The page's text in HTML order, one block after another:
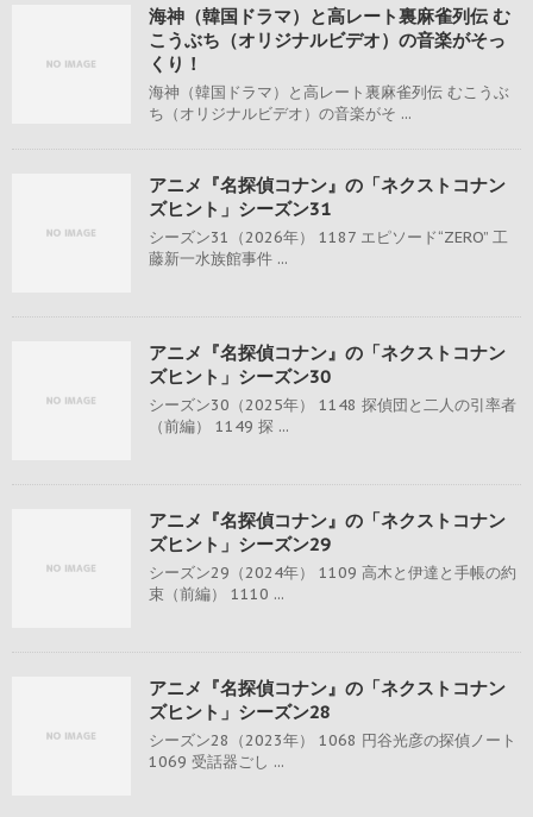
海神（韓国ドラマ）と高レート裏麻雀列伝 む
こうぶち（オリジナルビデオ）の音楽がそっ
くり！
海神（韓国ドラマ）と高レート裏麻雀列伝 むこうぶ
ち（オリジナルビデオ）の音楽がそ ...
アニメ『名探偵コナン』の「ネクストコナン
ズヒント」シーズン31
シーズン31（2026年） 1187 エピソード“ZERO” 工
藤新一水族館事件 ...
アニメ『名探偵コナン』の「ネクストコナン
ズヒント」シーズン30
シーズン30（2025年） 1148 探偵団と二人の引率者
（前編） 1149 探 ...
アニメ『名探偵コナン』の「ネクストコナン
ズヒント」シーズン29
シーズン29（2024年） 1109 高木と伊達と手帳の約
束（前編） 1110 ...
アニメ『名探偵コナン』の「ネクストコナン
ズヒント」シーズン28
シーズン28（2023年） 1068 円谷光彦の探偵ノート
1069 受話器ごし ...